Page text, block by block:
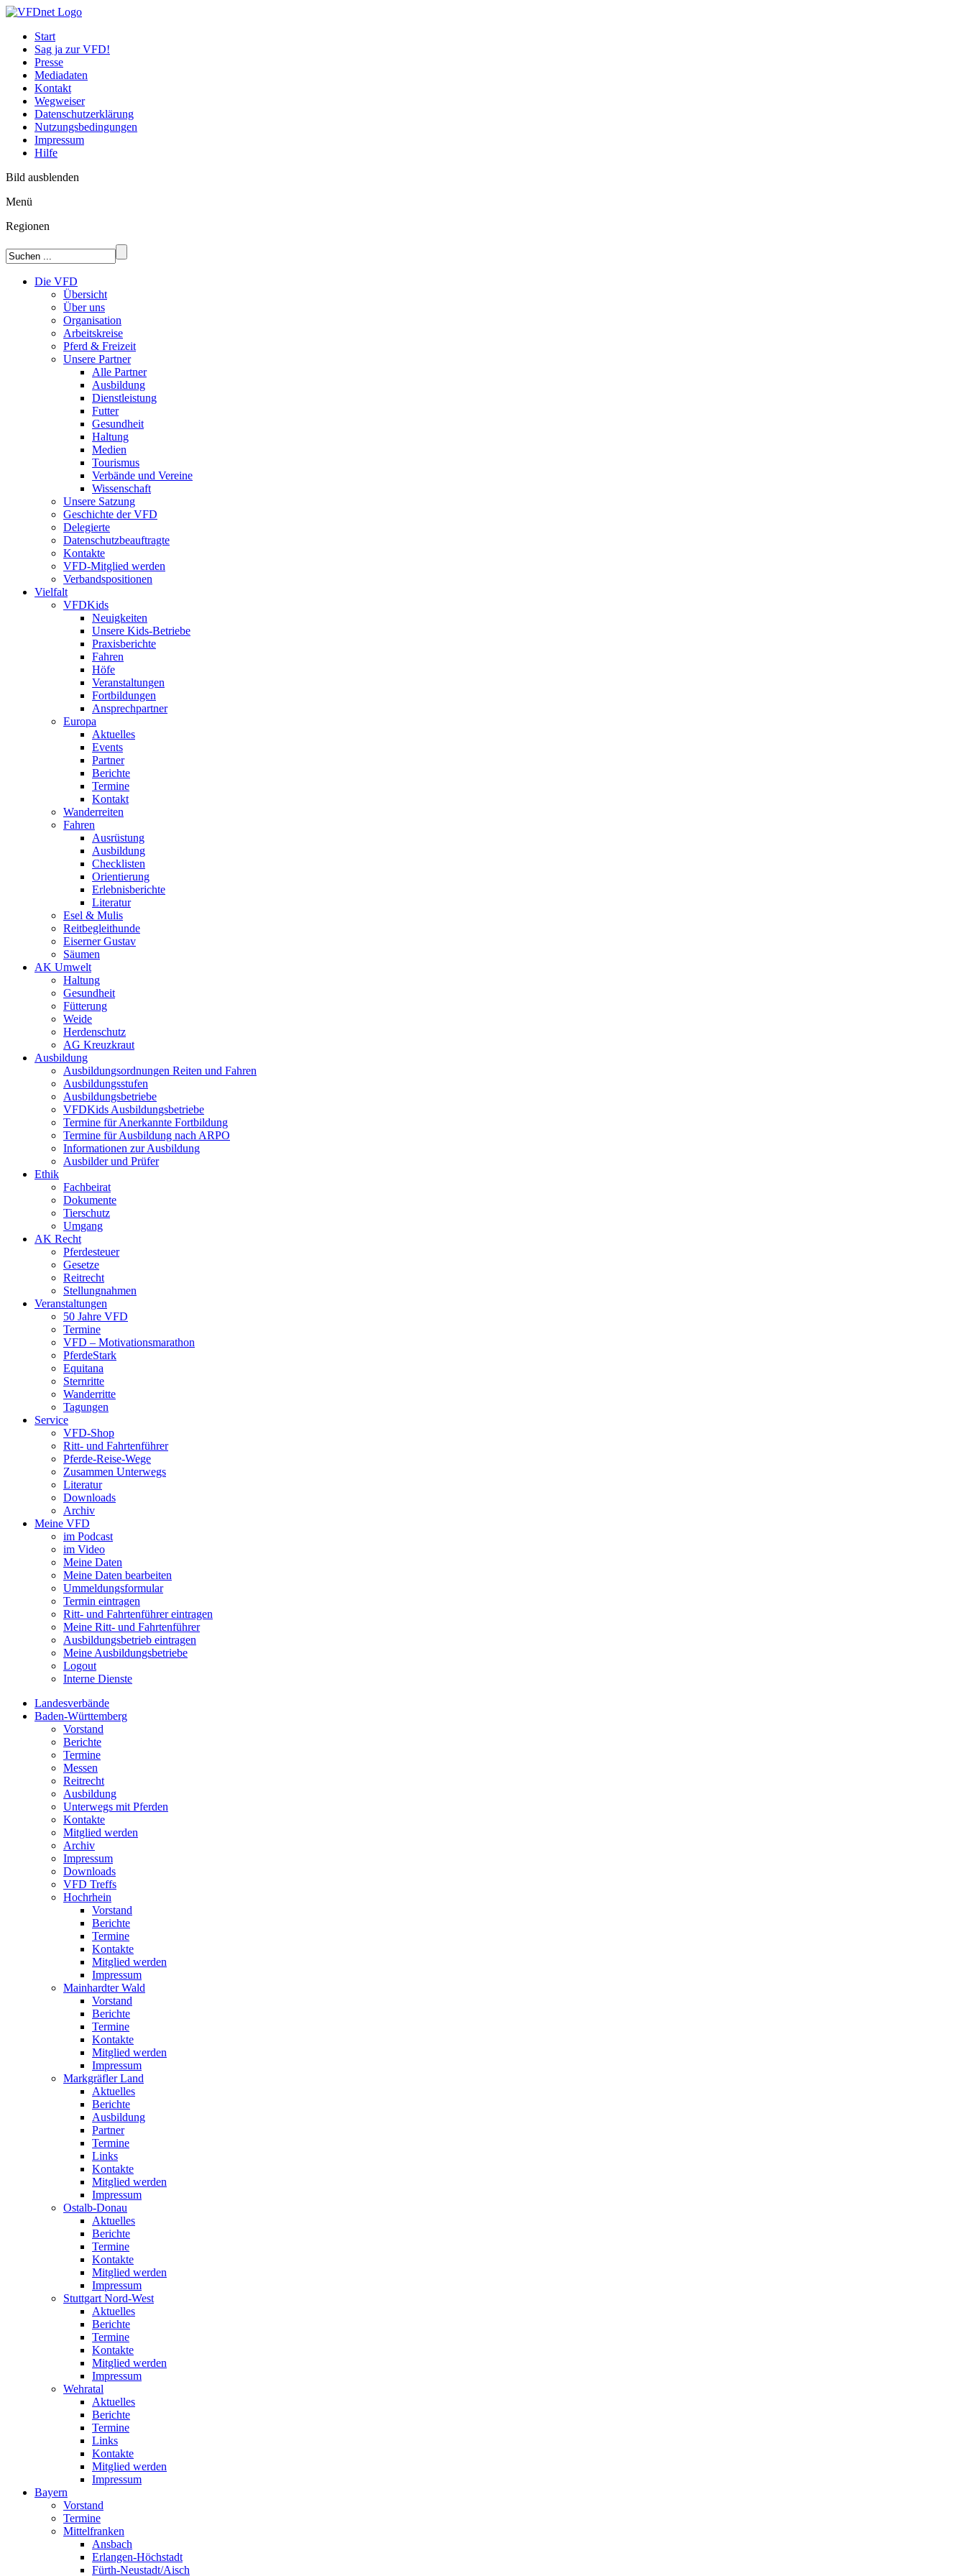
Start
Sag ja zur VFD!
Presse
Mediadaten
Kontakt
Wegweiser
Datenschutzerklärung
Nutzungsbedingungen
Impressum
Hilfe
Bild ausblenden
Menü
Regionen
Die VFD
Übersicht
Über uns
Organisation
Arbeitskreise
Pferd & Freizeit
Unsere Partner
Alle Partner
Ausbildung
Dienstleistung
Futter
Gesundheit
Haltung
Medien
Tourismus
Verbände und Vereine
Wissenschaft
Unsere Satzung
Geschichte der VFD
Delegierte
Datenschutzbeauftragte
Kontakte
VFD-Mitglied werden
Verbandspositionen
Vielfalt
VFDKids
Neuigkeiten
Unsere Kids-Betriebe
Praxisberichte
Fahren
Höfe
Veranstaltungen
Fortbildungen
Ansprechpartner
Europa
Aktuelles
Events
Partner
Berichte
Termine
Kontakt
Wanderreiten
Fahren
Ausrüstung
Ausbildung
Checklisten
Orientierung
Erlebnisberichte
Literatur
Esel & Mulis
Reitbegleithunde
Eiserner Gustav
Säumen
AK Umwelt
Haltung
Gesundheit
Fütterung
Weide
Herdenschutz
AG Kreuzkraut
Ausbildung
Ausbildungsordnungen Reiten und Fahren
Ausbildungsstufen
Ausbildungsbetriebe
VFDKids Ausbildungsbetriebe
Termine für Anerkannte Fortbildung
Termine für Ausbildung nach ARPO
Informationen zur Ausbildung
Ausbilder und Prüfer
Ethik
Fachbeirat
Dokumente
Tierschutz
Umgang
AK Recht
Pferdesteuer
Gesetze
Reitrecht
Stellungnahmen
Veranstaltungen
50 Jahre VFD
Termine
VFD – Motivationsmarathon
PferdeStark
Equitana
Sternritte
Wanderritte
Tagungen
Service
VFD-Shop
Ritt- und Fahrtenführer
Pferde-Reise-Wege
Zusammen Unterwegs
Literatur
Downloads
Archiv
Meine VFD
im Podcast
im Video
Meine Daten
Meine Daten bearbeiten
Ummeldungsformular
Termin eintragen
Ritt- und Fahrtenführer eintragen
Meine Ritt- und Fahrtenführer
Ausbildungsbetrieb eintragen
Meine Ausbildungsbetriebe
Logout
Interne Dienste
Landesverbände
Baden-Württemberg
Vorstand
Berichte
Termine
Messen
Reitrecht
Ausbildung
Unterwegs mit Pferden
Kontakte
Mitglied werden
Archiv
Impressum
Downloads
VFD Treffs
Hochrhein
Vorstand
Berichte
Termine
Kontakte
Mitglied werden
Impressum
Mainhardter Wald
Vorstand
Berichte
Termine
Kontakte
Mitglied werden
Impressum
Markgräfler Land
Aktuelles
Berichte
Ausbildung
Partner
Termine
Links
Kontakte
Mitglied werden
Impressum
Ostalb-Donau
Aktuelles
Berichte
Termine
Kontakte
Mitglied werden
Impressum
Stuttgart Nord-West
Aktuelles
Berichte
Termine
Kontakte
Mitglied werden
Impressum
Wehratal
Aktuelles
Berichte
Termine
Links
Kontakte
Mitglied werden
Impressum
Bayern
Vorstand
Termine
Mittelfranken
Ansbach
Erlangen-Höchstadt
Fürth-Neustadt/Aisch